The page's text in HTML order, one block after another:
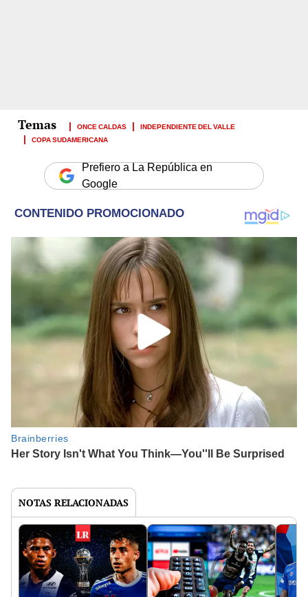
ONCE CALDAS
INDEPENDIENTE DEL VALLE
COPA SUDAMERICANA
Prefiero a La República en
Google
NOTAS RELACIONADAS